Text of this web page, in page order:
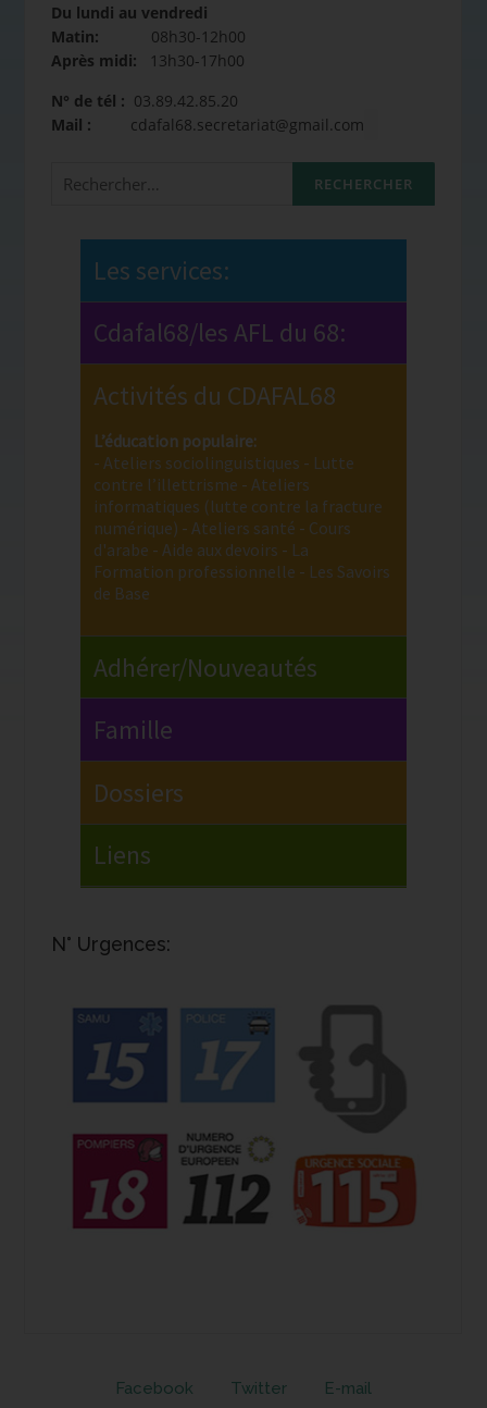
Du lundi au vendredi
Matin: 08h30-12h00
Après midi: 13h30-17h00
N° de tél : 03.89.42.85.20
Mail : cdafal68.secretariat@gmail.com
N° Urgences:
Facebook Twitter E-mail